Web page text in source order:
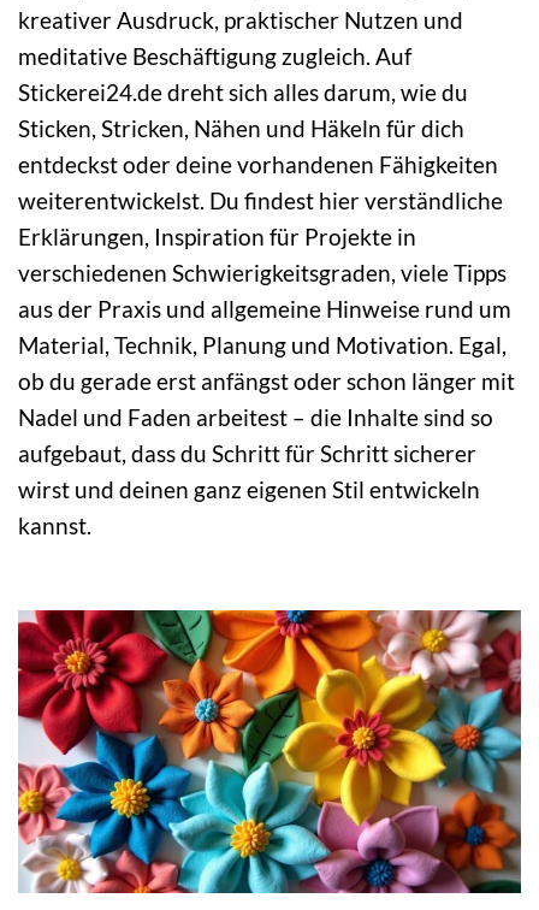
kreativer Ausdruck, praktischer Nutzen und
meditative Beschäftigung zugleich. Auf
Stickerei24.de dreht sich alles darum, wie du
Sticken, Stricken, Nähen und Häkeln für dich
entdeckst oder deine vorhandenen Fähigkeiten
weiterentwickelst. Du findest hier verständliche
Erklärungen, Inspiration für Projekte in
verschiedenen Schwierigkeitsgraden, viele Tipps
aus der Praxis und allgemeine Hinweise rund um
Material, Technik, Planung und Motivation. Egal,
ob du gerade erst anfängst oder schon länger mit
Nadel und Faden arbeitest – die Inhalte sind so
aufgebaut, dass du Schritt für Schritt sicherer
wirst und deinen ganz eigenen Stil entwickeln
kannst.